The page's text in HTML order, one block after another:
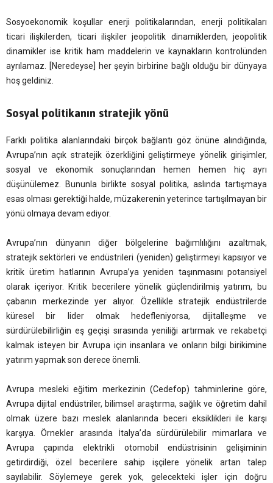
Sosyoekonomik koşullar enerji politikalarından, enerji politikaları
ticari ilişkilerden, ticari ilişkiler jeopolitik dinamiklerden, jeopolitik
dinamikler ise kritik ham maddelerin ve kaynakların kontrolünden
ayrılamaz. [Neredeyse] her şeyin birbirine bağlı olduğu bir dünyaya
hoş geldiniz.
Sosyal politikanın stratejik yönü
Farklı politika alanlarındaki birçok bağlantı göz önüne alındığında,
Avrupa’nın açık stratejik özerkliğini geliştirmeye yönelik girişimler,
sosyal ve ekonomik sonuçlarından hemen hemen hiç ayrı
düşünülemez. Bununla birlikte sosyal politika, aslında tartışmaya
esas olması gerektiği halde, müzakerenin yeterince tartışılmayan bir
yönü olmaya devam ediyor.
Avrupa’nın dünyanın diğer bölgelerine bağımlılığını azaltmak,
stratejik sektörleri ve endüstrileri (yeniden) geliştirmeyi kapsıyor ve
kritik üretim hatlarının Avrupa’ya yeniden taşınmasını potansiyel
olarak içeriyor. Kritik becerilere yönelik güçlendirilmiş yatırım, bu
çabanın merkezinde yer alıyor. Özellikle stratejik endüstrilerde
küresel bir lider olmak hedefleniyorsa, dijitalleşme ve
sürdürülebilirliğin eş geçişi sırasında yeniliği artırmak ve rekabetçi
kalmak isteyen bir Avrupa için insanlara ve onların bilgi birikimine
yatırım yapmak son derece önemli.
Avrupa mesleki eğitim merkezinin (Cedefop) tahminlerine göre,
Avrupa dijital endüstriler, bilimsel araştırma, sağlık ve öğretim dahil
olmak üzere bazı meslek alanlarında beceri eksiklikleri ile karşı
karşıya. Örnekler arasında İtalya’da sürdürülebilir mimarlara ve
Avrupa çapında elektrikli otomobil endüstrisinin gelişiminin
getirdirdiği, özel becerilere sahip işçilere yönelik artan talep
sayılabilir. Söylemeye gerek yok, gelecekteki işler için doğru